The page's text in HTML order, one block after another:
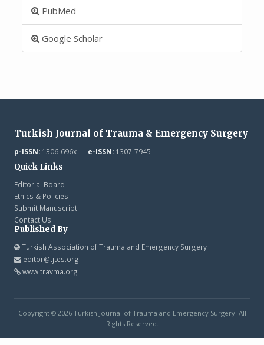
PubMed
Google Scholar
Turkish Journal of Trauma & Emergency Surgery
p-ISSN:1306-696x | e-ISSN:1307-7945
Quick Links
Editorial Board
Ethics & Policies
Submit Manuscript
Contact Us
Published By
Turkish Association of Trauma and Emergency Surgery
editor@tjtes.org
www.travma.org
Copyright © 2026 Turkish Journal of Trauma and Emergency Surgery. All
Rights Reserved.